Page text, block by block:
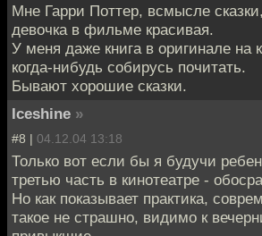
Мне Гарри Поттер, всмысле
девочка в фильме красивая.
У меня даже книга в оригинале на
когда-нибудь собирусь почитать.
Бывают хорошие сказки.
Iceshine »
#8 | 04.12.04 13:18
Только вот если бы я будучи
третью часть в кинотеатре -
Но как показывает практика,
такое не страшно, видимо к